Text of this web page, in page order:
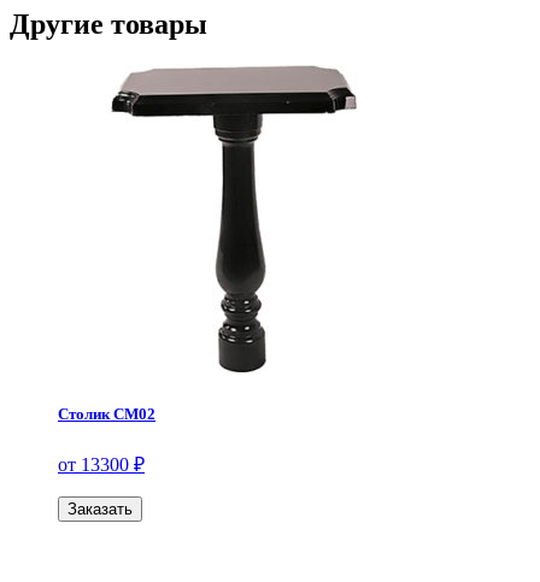
Другие товары
Столик СМ02
от 13300 ₽
Заказать